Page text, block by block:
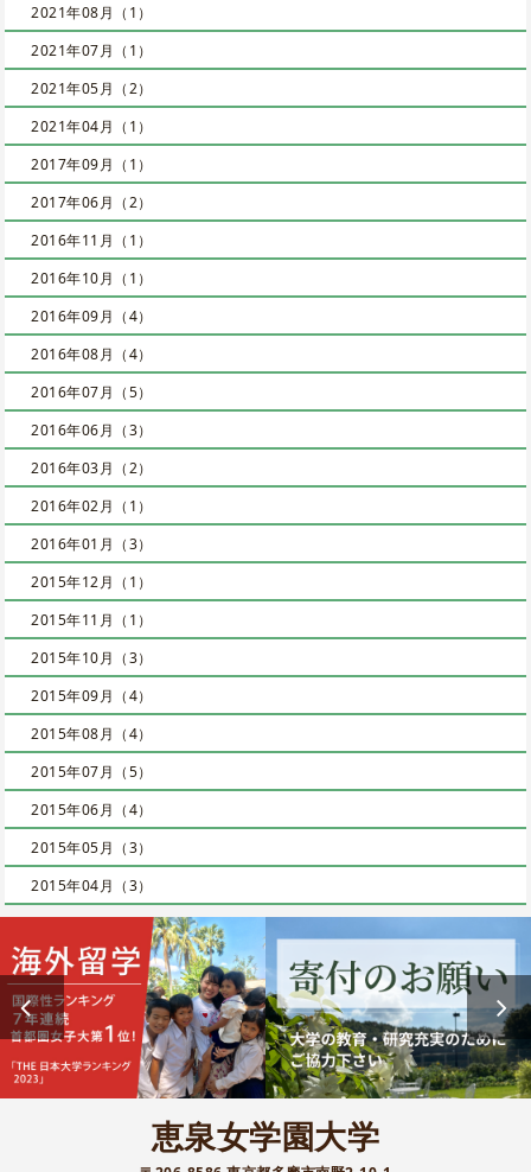
2021年08月（1）
2021年07月（1）
2021年05月（2）
2021年04月（1）
2017年09月（1）
2017年06月（2）
2016年11月（1）
2016年10月（1）
2016年09月（4）
2016年08月（4）
2016年07月（5）
2016年06月（3）
2016年03月（2）
2016年02月（1）
2016年01月（3）
2015年12月（1）
2015年11月（1）
2015年10月（3）
2015年09月（4）
2015年08月（4）
2015年07月（5）
2015年06月（4）
2015年05月（3）
2015年04月（3）
恵泉女学園大学